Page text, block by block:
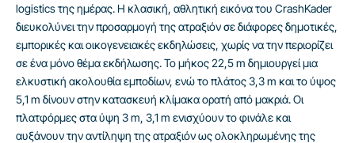
logistics της ημέρας. Η κλασική, αθλητική εικόνα του CrashKader
διευκολύνει την προσαρμογή της ατραξιόν σε διάφορες δημοτικές,
εμπορικές και οικογενειακές εκδηλώσεις, χωρίς να την περιορίζει
σε ένα μόνο θέμα εκδήλωσης. Το μήκος 22,5 m δημιουργεί μια
ελκυστική ακολουθία εμποδίων, ενώ το πλάτος 3,3 m και το ύψος
5,1 m δίνουν στην κατασκευή κλίμακα ορατή από μακριά. Οι
πλατφόρμες στα ύψη 3 m, 3,1 m ενισχύουν το φινάλε και
αυξάνουν την αντίληψη της ατραξιόν ως ολοκληρωμένης της